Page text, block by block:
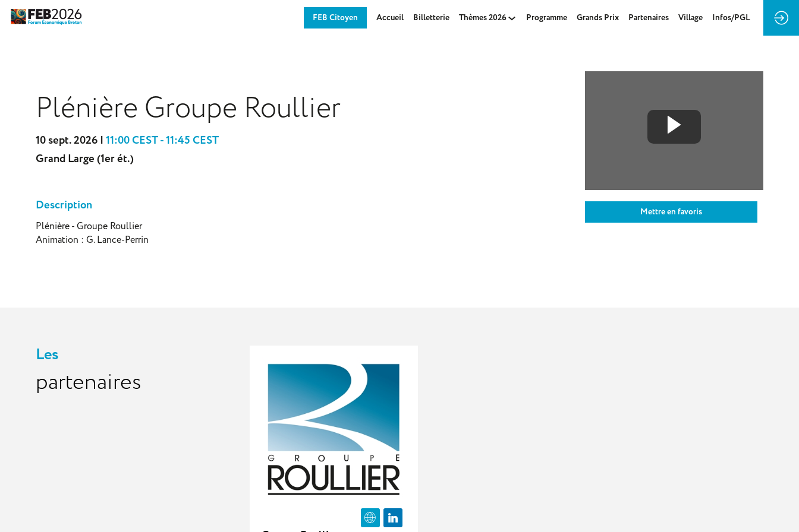
FEB Citoyen Accueil Billetterie Thèmes 2026 Programme Grands Prix Partenaires Village Infos/PGL
Plénière Groupe Roullier
10 sept. 2026 |11:00 CEST-11:45 CEST
Grand Large (1er ét.)
Mettre en favoris
Description
Plénière - Groupe Roullier
Animation : G. Lance-Perrin
Les
partenaires